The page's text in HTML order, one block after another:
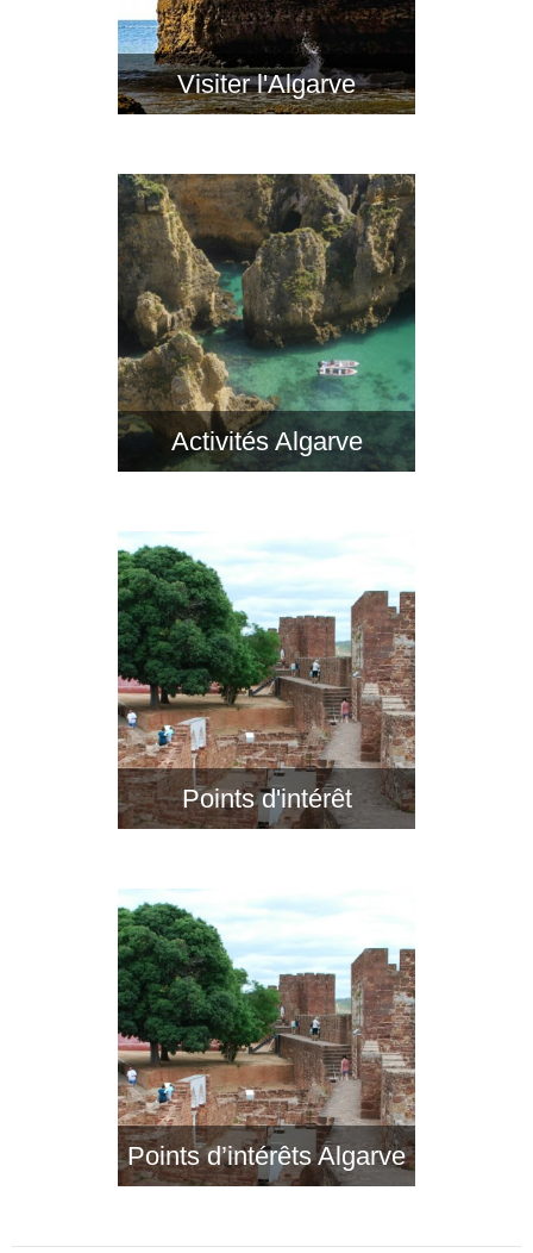
Visiter l'Algarve
Activités Algarve
Points d'intérêt
Points d’intérêts Algarve